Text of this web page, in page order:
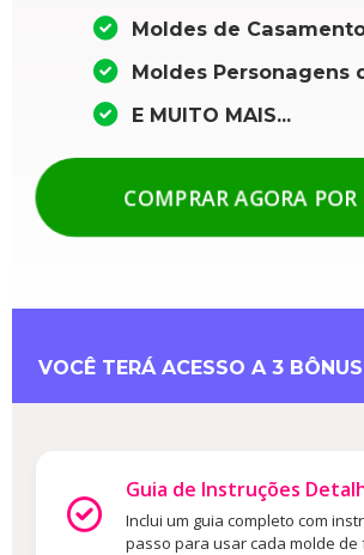
Moldes de
Moldes Personagens
E MUITO MAIS...
COMPRAR AGORA POR
VOCÊ TERÁ ACESSO A 3
Guia de Instruções
Inclui um guia completo com
passo para usar cada molde de